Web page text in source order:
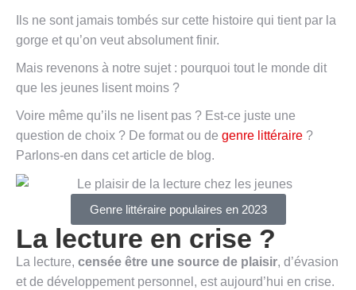
Ils ne sont jamais tombés sur cette histoire qui tient par la
gorge et qu’on veut absolument finir.
Mais revenons à notre sujet : pourquoi tout le monde dit
que les jeunes lisent moins ?
Voire même qu’ils ne lisent pas ? Est-ce juste une
question de choix ? De format ou de genre littéraire ?
Parlons-en dans cet article de blog.
Genre littéraire populaires en 2023
La lecture en crise ?
La lecture, censée être une source de plaisir, d’évasion
et de développement personnel, est aujourd’hui en crise.